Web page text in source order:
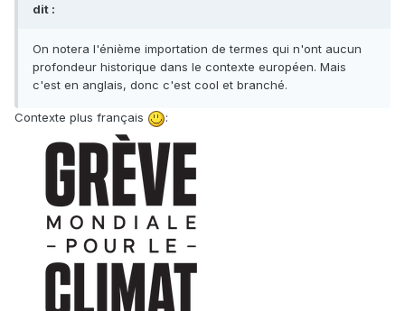
dit :
On notera l'énième importation de termes qui n'ont aucun
profondeur historique dans le contexte européen. Mais
c'est en anglais, donc c'est cool et branché.
Contexte plus français :